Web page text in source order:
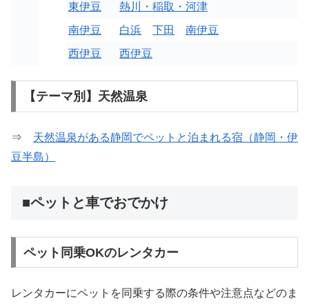
東伊豆
熱川・稲取・河津
南伊豆
白浜 下田
南伊豆
西伊豆
西伊豆
【テーマ別】天然温泉
⇒ 天然温泉がある静岡でペットと泊まれる宿（静岡・伊
豆半島）
■ペットと車でおでかけ
ペット同乗OKのレンタカー
レンタカーにペットを同乗する際の条件や注意点などのま